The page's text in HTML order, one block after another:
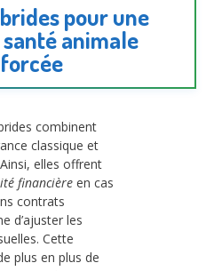
pour une
animale
combinent
classique et
elles offrent
financière en cas
contrats
d’ajuster les
Cette
plus en plus de